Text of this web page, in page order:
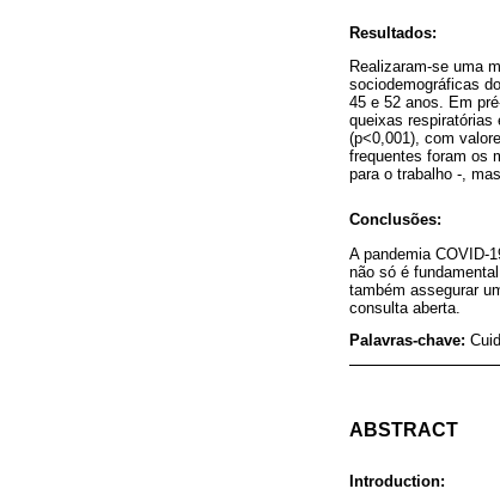
Resultados:
Realizaram-se uma
sociodemográficas
45 e 52 anos. Em
queixas respiratórias
(p<0,001), com
frequentes foram os
para o trabalho -,
Conclusões:
A pandemia COVID-
não só é
também assegurar
consulta aberta.
Palavras-chave:
ABSTRACT
Introduction: